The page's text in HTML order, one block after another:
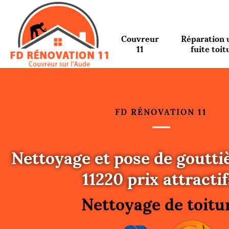
Couvreur
11
Réparation
fuite
FD RÉNOVATION 11
Nettoyage et pose de
11220 prix
Urgence fuite
Changement de
Nettoyage de